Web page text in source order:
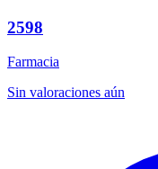
2598
Farmacia
Sin valoraciones aún